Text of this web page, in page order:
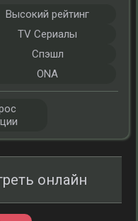
онлайн
Высокий рейтинг
TV Сериалы
Спэшл
ONA